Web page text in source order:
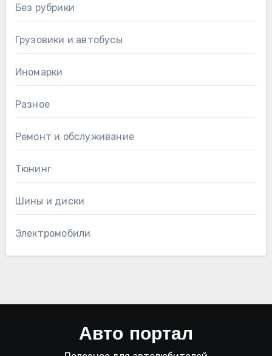
Без рубрики
Грузовики и автобусы
Иномарки
Разное
Ремонт и обслуживание
Тюнинг
Шины и диски
Электромобили
Авто портал